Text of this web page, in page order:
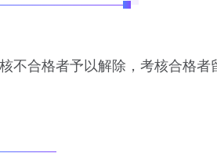
不合格者予以解除，考核合格者